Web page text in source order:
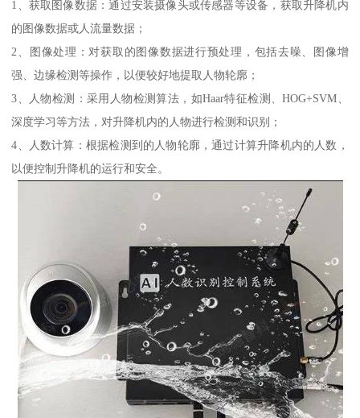
1、获取图像数据：通过安装摄像头或传感器等设备，获取升降机内
的图像数据或人流量数据；
2、图像处理：对获取的图像数据进行预处理，包括去噪、图像增
强、边缘检测等操作，以便较好地提取人物轮廓；
3、人物检测：采用人物检测算法，如Haar特征检测、HOG+SVM、
深度学习等方法，对升降机内的人物进行检测和识别；
4、人数计算：根据检测到的人物轮廓，通过计算升降机内的人数，
以便控制升降机的运行和安全。